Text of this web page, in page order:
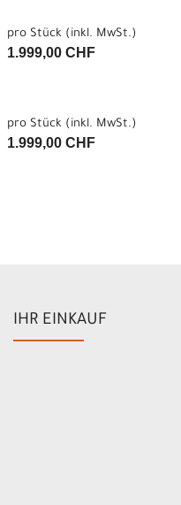
pro Stück (inkl. MwSt.)
1.999,00 CHF
pro Stück (inkl. MwSt.)
1.999,00 CHF
IHR EINKAUF